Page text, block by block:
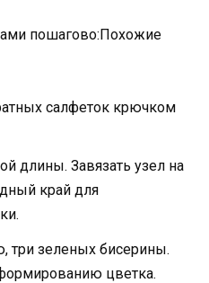
пошагово:Похожие
салфеток крючком
длины. Завязать узел на
край для
три зеленых бисерины.
цветка.